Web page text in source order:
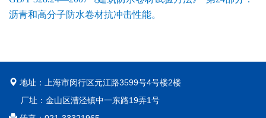
沥青和高分子防水卷材抗冲击性能。
地址：上海市闵行区元江路3599号4号楼2楼
厂址：金山区漕泾镇中一东路19弄1号